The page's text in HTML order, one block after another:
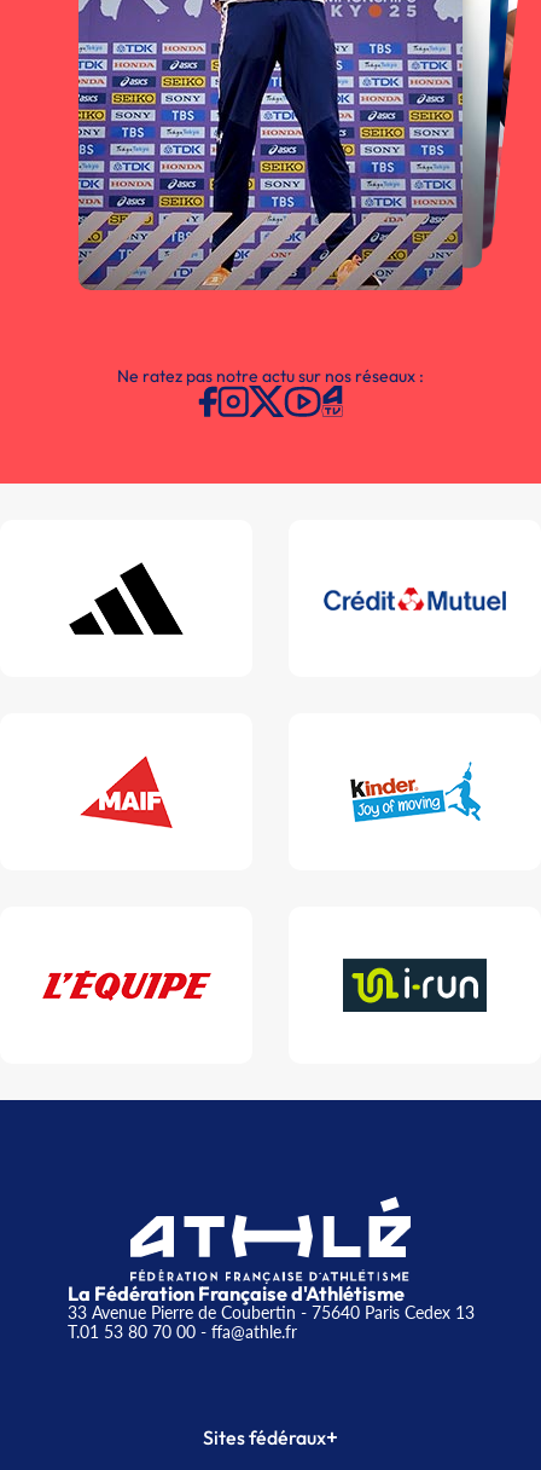
Ne ratez pas notre actu sur nos réseaux :
La Fédération Française d'Athlétisme
33 Avenue Pierre de Coubertin - 75640 Paris Cedex 13
T.01 53 80 70 00- ffa@athle.fr
Sites fédéraux+